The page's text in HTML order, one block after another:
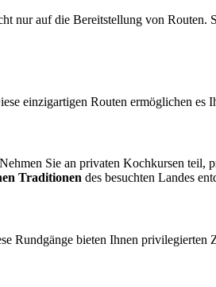
nur auf die Bereitstellung von Routen.
einzigartigen Routen ermöglichen
Sie an privaten Kochkursen teil,
Traditionen des besuchten Landes
Rundgänge bieten Ihnen